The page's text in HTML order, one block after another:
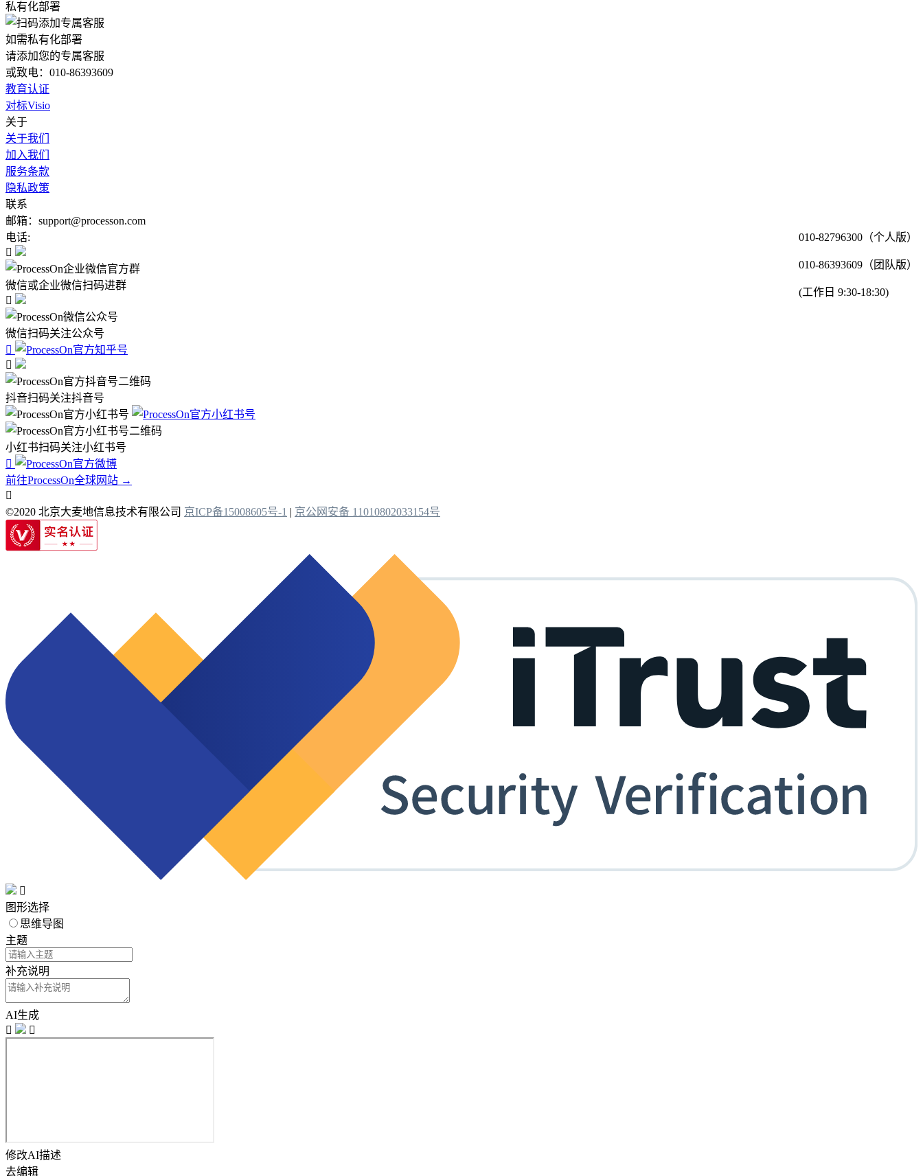
私有化部署
如需私有化部署
请添加您的专属客服
或致电：010-86393609
教育认证
对标Visio
关于
关于我们
加入我们
服务条款
隐私政策
联系
邮箱：support@processon.com
电话:
010-82796300（个人版）
010-86393609（团队版）
(工作日 9:30-18:30)

微信或企业微信扫码进群

微信扫码关注公众号


抖音扫码关注抖音号
小红书扫码关注小红书号

前往ProcessOn全球网站 →

©2020 北京大麦地信息技术有限公司 京ICP备15008605号-1 | 京公网安备 11010802033154号

图形选择
思维导图
主题
补充说明
AI生成


修改AI描述
去编辑